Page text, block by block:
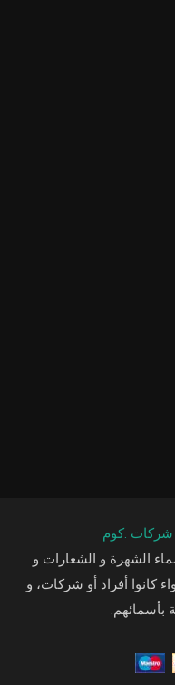
شركات .كوم
الشهرة و الشعارات و
كانوا أفراد أو شركات، و
بأسمائهم.